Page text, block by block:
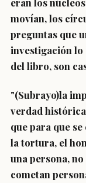
movían, los
preguntas que
investigación lo
del libro, son
"(Subrayo)la
verdad
que para que
la tortura, el
una persona,
cometan